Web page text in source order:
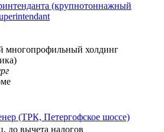
(крупнотоннажный
многопрофильный холдинг
(ТРК, Петергофское шоссе)
до вычета налогов